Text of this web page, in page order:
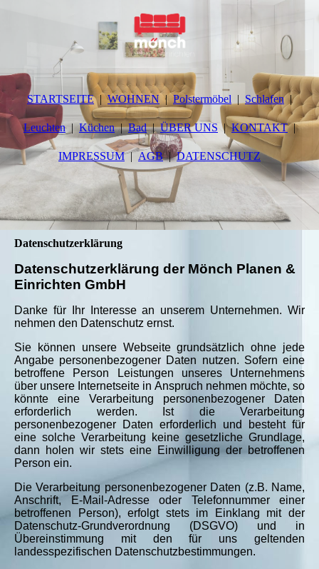
STARTSEITE WOHNEN Polstermöbel Schlafen
Leuchten Küchen Bad ÜBER UNS KONTAKT
IMPRESSUM AGB DATENSCHUTZ
Datenschutzerklärung
Datenschutzerklärung der Mönch Planen &
Einrichten GmbH
Danke für Ihr Interesse an unserem Unternehmen. Wir
nehmen den Datenschutz ernst.
Sie können unsere Webseite grundsätzlich ohne jede
Angabe personenbezogener Daten nutzen. Sofern eine
betroffene Person Leistungen unseres Unternehmens
über unsere Internetseite in Anspruch nehmen möchte, so
könnte eine Verarbeitung personenbezogener Daten
erforderlich werden. Ist die Verarbeitung
personenbezogener Daten erforderlich und besteht für
eine solche Verarbeitung keine gesetzliche Grundlage,
dann holen wir stets eine Einwilligung der betroffenen
Person ein.
Die Verarbeitung personenbezogener Daten (z.B. Name,
Anschrift, E-Mail-Adresse oder Telefonnummer einer
betroffenen Person), erfolgt stets im Einklang mit der
Datenschutz-Grundverordnung (DSGVO) und in
Übereinstimmung mit den für uns geltenden
landesspezifischen Datenschutzbestimmungen.